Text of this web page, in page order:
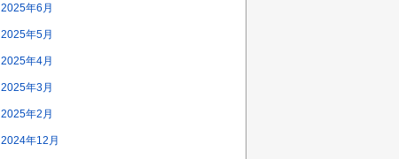
2025年6月
2025年5月
2025年4月
2025年3月
2025年2月
2024年12月